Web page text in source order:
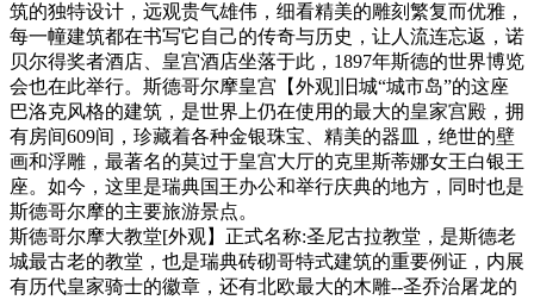
筑的独特设计，远观贵气雄伟，细看精美的雕刻繁复而优雅，
每一幢建筑都在书写它自己的传奇与历史，让人流连忘返，诺
贝尔得奖者酒店、皇宫酒店坐落于此，1897年斯德的世界博览
会也在此举行。斯德哥尔摩皇宫【外观]旧城“城市岛”的这座
巴洛克风格的建筑，是世界上仍在使用的最大的皇家宫殿，拥
有房间609间，珍藏着各种金银珠宝、精美的器皿，绝世的壁
画和浮雕，最著名的莫过于皇宫大厅的克里斯蒂娜女王白银王
座。如今，这里是瑞典国王办公和举行庆典的地方，同时也是
斯德哥尔摩的主要旅游景点。
斯德哥尔摩大教堂[外观】正式名称:圣尼古拉教堂，是斯德老
城最古老的教堂，也是瑞典砖砌哥特式建筑的重要例证，内展
有历代皇家骑士的徽章，还有北欧最大的木雕--圣乔治屠龙的